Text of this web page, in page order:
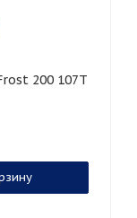
Frost 200 107T